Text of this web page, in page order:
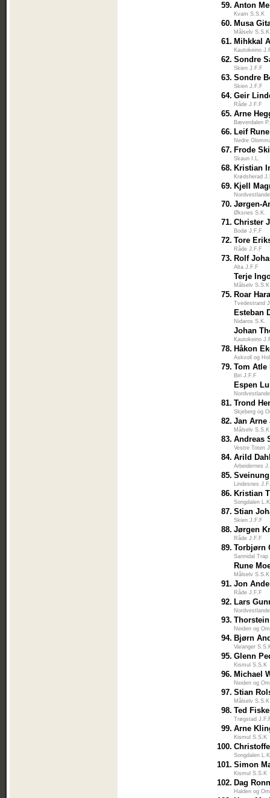
59. Anton
Kvam S.S.K
60. Musa
Målselv S.S.K
61. Mihkkal
Kautokeino
62. Sondre
Skien J.F.F
63. Sondre
Skien J.F.F
64. Geir
Råde J.F.F
65. Arne
Bæverdalen
66. Leif
Nedre
67. Frode
Skaun I.L.
68. Kristian
Krødsherad
69. Kjell
70. Jørgen-
Øksnes S.K.
71. Christer
Bodø J.F.F
72. Tore
Råde J.F.F
73. Rolf
Alta J.F.F
Terje
Målselv S.S.K
75. Roar
Tvedestrand
Esteban
Nidaros S.K.
Johan
Kautokeino
78. Håkon
Askvoll og
79. Tom Atle
Biri J.F.F
Espen
81. Trond
Skjeberg og
82. Jan Arne
Målselv S.S.K
83. Andreas
Vestre Toten
84. Arild
Arbeidernes
85.
Lindesnes
86. Kristian
Songdalen
87. Stian
Skien J.F.F
88. Jørgen
Råde J.F.F
89. Torbjørn
Sannidal Trap
Rune
Målselv S.S.K
91. Jon
Råde J.F.F
92. Lars
93.
Neiden og
94. Bjørn
Varanger
95. Glenn
Kismul S.S.K
96. Michael
Neiden og
97. Stian
Målselv S.S.K
98. Ted
Trøgstad
99. Arne
Kismul S.S.K
100.
Songdalen
101. Simon
Kismul S.S.K
102. Dag
Halden og